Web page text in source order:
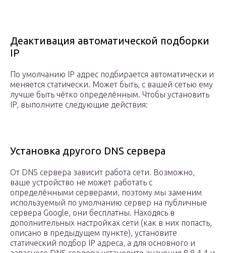
Деактивация автоматической подборки
IP
По умолчанию IP адрес подбирается автоматически и
меняется статически. Может быть, с вашей сетью ему
лучше быть чётко определённым. Чтобы установить
IP, выполните следующие действия:
Установка другого DNS сервера
От DNS сервера зависит работа сети. Возможно,
ваше устройство не может работать с
определёнными серверами, поэтому мы заменим
используемый по умолчанию сервер на публичные
сервера Google, они бесплатны. Находясь в
дополнительных настройках сети (как в них попасть,
описано в предыдущем пункте), установите
статический подбор IP адреса, а для основного и